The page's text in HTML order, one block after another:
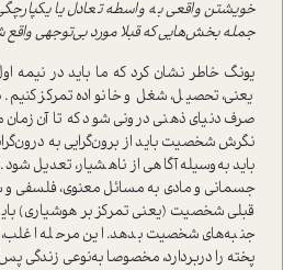
خویشتن واقعی به واسطه تعادل یا
جمله بخش‌هایی که قبلا مورد بی‌توجهی واقع
یونگ خاطر نشان کرد که ما باید در نیمه
یعنی، تحصیل، شغل و خانواده تمرکز کنیم.
صرف دنیای ذهنی درونی شود که تا آن‌زمان
نگرش شخصیت باید از برون‌گرایی به
باید به‌وسیله آگاهی از ناهشیار، تعدیل
جسمانی و مادی به مسائل معنوی، فلسفی و
قبلی شخصیت (یعنی تمرکز بر هوشیاری)
جنبه‌های شخصیت بدهد. این مرحله
پخته را دربردارد، مخصوصا به‌نوعی زندگی